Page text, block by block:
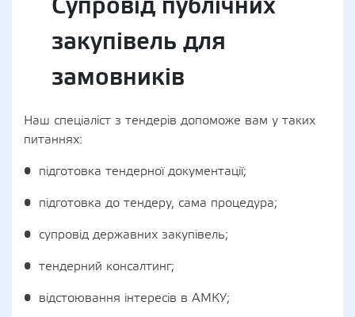
закупівель для
замовників
Наш спеціаліст з тендерів допоможе вам у таких
питаннях:
• підготовка тендерної документації;
• підготовка до тендеру, сама процедура;
• супровід державних закупівель;
• тендерний консалтинг;
• відстоювання інтересів в АМКУ;